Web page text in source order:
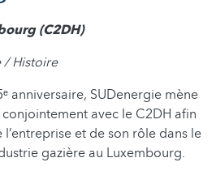
(C2DH)
/ Histoire
anniversaire, SUDenergie mène
avec le C2DH afin
et de son rôle dans le
gazière au Luxembourg.